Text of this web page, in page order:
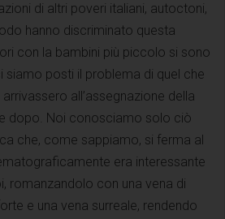
di altri poveri italiani, autoctoni,
hanno discriminato questa
con la bambini più piccolo si sono
siamo posti il problema di quel che
all’assegnazione della
dopo. Noi conosciamo solo ciò
che, come sappiamo, si ferma al
era interessante
romanzandolo con una vena di
e una vena surreale, rendendo